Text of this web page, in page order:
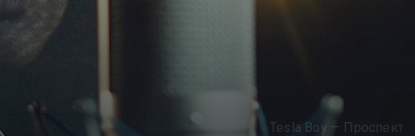
Tesla Boy — Проспект